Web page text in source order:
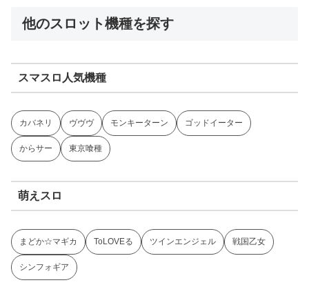
他のスロット機種を探す
スマスロ人気機種
カバネリ ヴヴヴ モンキーターン ゴッドイーター
からサー 東京喰種
萌えスロ
まどか☆マギカ ToLOVEる ツインエンジェル 戦国乙女
シンフォギア